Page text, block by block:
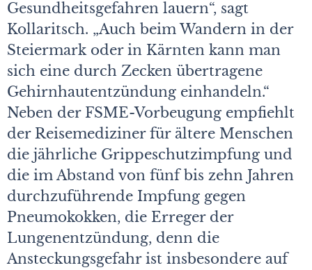
Gesundheitsgefahren lauern“, sagt
Kollaritsch. „Auch beim Wandern in der
Steiermark oder in Kärnten kann man
sich eine durch Zecken übertragene
Gehirnhautentzündung einhandeln.“
Neben der FSME-Vorbeugung empfiehlt
der Reisemediziner für ältere Menschen
die jährliche Grippeschutzimpfung und
die im Abstand von fünf bis zehn Jahren
durchzuführende Impfung gegen
Pneumokokken, die Erreger der
Lungenentzündung, denn die
Ansteckungsgefahr ist insbesondere auf